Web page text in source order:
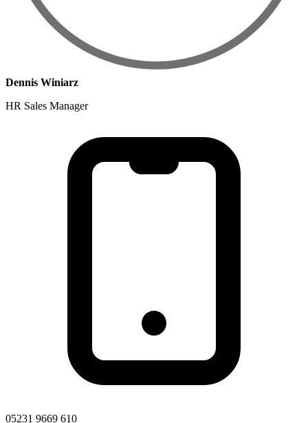
Dennis Winiarz
HR Sales Manager
05231 9669 610